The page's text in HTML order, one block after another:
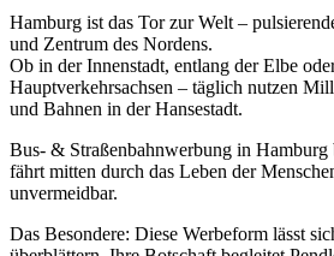
Hamburg ist das Tor zur Welt –
und Zentrum des Nordens.
Ob in der Innenstadt, entlang der Elbe
Hauptverkehrsachsen – täglich nutzen
und Bahnen in der Hansestadt.
Bus- & Straßenbahnwerbung in Hamburg
fährt mitten durch das Leben der
unvermeidbar.
Das Besondere: Diese Werbeform lässt